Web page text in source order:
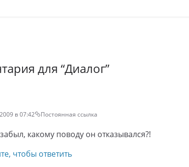
для “Диалог”
в 07:42 Постоянная ссылка
какому поводу он отказывался?!
чтобы ответить